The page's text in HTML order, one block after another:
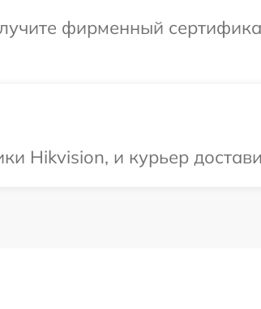
фирменный
Hikvision, и курьер